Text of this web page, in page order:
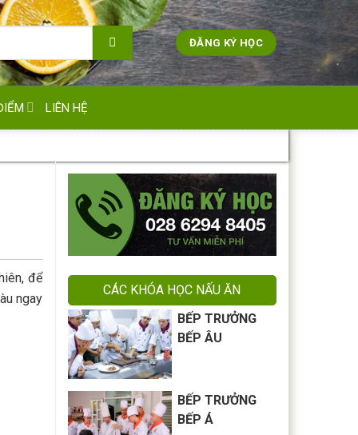
ĐĂNG KÝ HỌC
LIÊN HỆ
để
ngay
CÁC KHÓA HỌC NẤU ĂN
BẾP TRƯỞNG
BẾP ÂU
BẾP TRƯỞNG
BẾP Á